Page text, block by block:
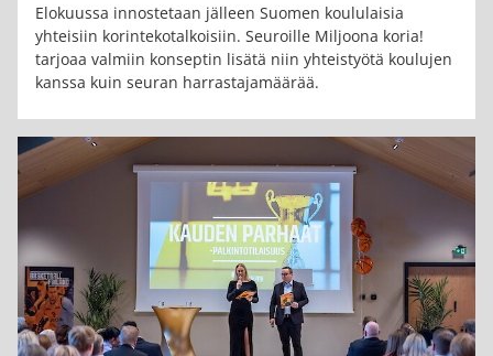
Elokuussa innostetaan jälleen Suomen koululaisia
yhteisiin korintekotalkoisiin. Seuroille Miljoona koria!
tarjoaa valmiin konseptin lisätä niin yhteistyötä koulujen
kanssa kuin seuran harrastajamäärää.